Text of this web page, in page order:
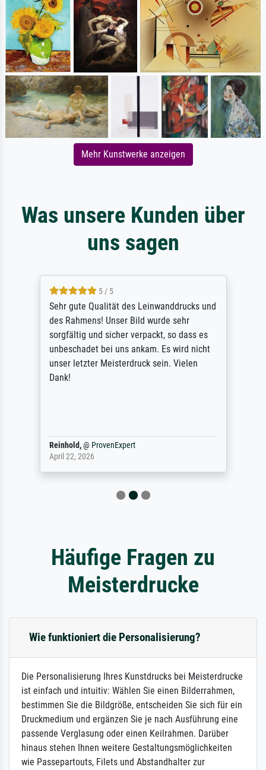
Mehr Kunstwerke anzeigen
Was unsere Kunden über
uns sagen
5 / 5
Sehr gute Qualität des Leinwanddrucks und
des Rahmens! Unser Bild wurde sehr
sorgfältig und sicher verpackt, so dass es
unbeschadet bei uns ankam. Es wird nicht
unser letzter Meisterdruck sein. Vielen
Dank!
Reinhold,@ ProvenExpert
April 22, 2026
Häufige Fragen zu
Meisterdrucke
Wie funktioniert die Personalisierung?
Die Personalisierung Ihres Kunstdrucks bei Meisterdrucke
ist einfach und intuitiv: Wählen Sie einen Bilderrahmen,
bestimmen Sie die Bildgröße, entscheiden Sie sich für ein
Druckmedium und ergänzen Sie je nach Ausführung eine
passende Verglasung oder einen Keilrahmen. Darüber
hinaus stehen Ihnen weitere Gestaltungsmöglichkeiten
wie Passepartouts, Filets und Abstandhalter zur